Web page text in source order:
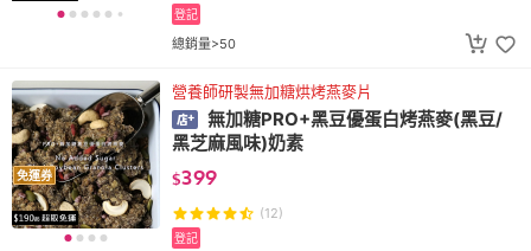
總銷量>50
登記
免運券
營養師研製無加糖烘烤燕麥片
無加糖PRO+黑豆優蛋白烤燕麥(黑豆/
黑芝麻風味)奶素
$399
(12)
登記